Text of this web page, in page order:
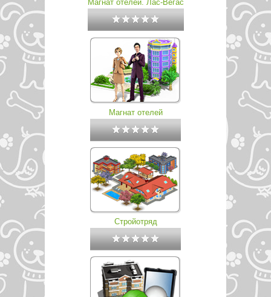
Магнат отелей. Лас-Вегас
Магнат отелей
Стройотряд